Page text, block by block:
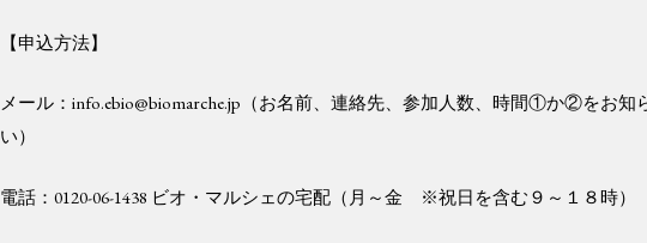
【申込方法】
メール：info.ebio@biomarche.jp（お名前、連絡先、参加人数、時間①か②をお知
い）
電話：0120-06-1438 ビオ・マルシェの宅配（月～金 ※祝日を含む９～１８時）